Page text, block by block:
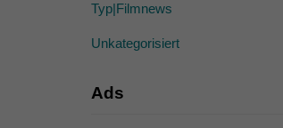
Typ|Filmnews
Unkategorisiert
Ads